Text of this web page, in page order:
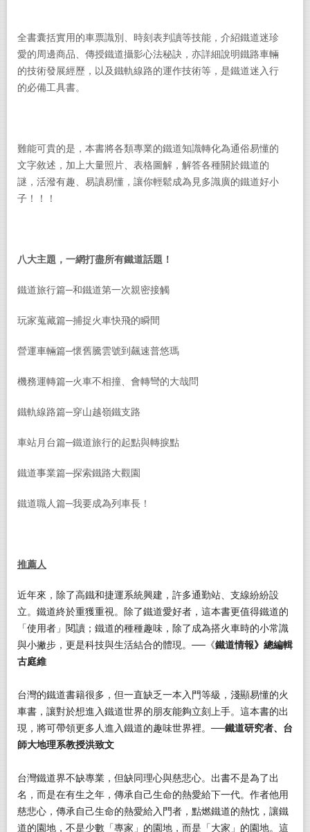
全書囊括實用的車票識別、時刻表判讀等技能，介紹鐵道迷珍
愛的周邊商品、傳授鐵道攝影心法秘訣，亦詳細說明鐵路車輛
的技術發展經歷，以及鐵軌線路的運作技術等，是鐵道迷入行
的必備工具書。
難能可貴的是，本書將各類專業的鐵道知識轉化為通俗易懂的
文字敘述，加上大量照片、表格圖解，解答各種關於鐵道的
謎，活潑有趣、易讀易懂，讓你輕鬆成為見多識廣的鐵道好小
子！！！
八大主題，一網打盡所有鐵道話題！
鐵道旅行篇─和鐵道第一次親密接觸
玩家蒐藏篇─捕捉火車快飛的瞬間
營運車輛篇─懷舊騰雲號到飆速普悠瑪
機務運轉篇─火車不相撞、會轉彎的大哉問
鐵軌線路篇─穿山越嶺鐵支路
車站月台篇─鐵道旅行的起點與轉捩點
鐵道事業篇─探索鐵路大觀園
鐵道職人篇─我要成為列車長！
推薦人
近年來，除了高鐵和捷運系統興建，許多通勤站、支線紛紛設
立。鐵道終於重獲重視。除了鐵道愛好者，這本書更值得鐵道的
「使用者」閱讀；鐵道的種種趣味，除了成為搭火車時的小常識
與小撇步，更是科技與生活結合的體現。──《鐵道情報》總編輯
古庭維
台灣的鐵道書籍很多，但一直缺乏一本入門等級，淺顯易懂的火
車書，讓對於想進入鐵道世界的朋友能夠立刻上手。這本書的出
現，將可帶領更多人進入鐵道的趣味世界裡。──鐵道研究者、台
師大地理系教授洪致文
台灣鐵道界不缺專業，但缺同理心與慈悲心。出書不是為了出
名，而是在有生之年，傳承自己生命的熱愛給下一代。作者他用
慈悲心，傳承自己生命的熱愛給入門者，點燃鐵道的熱忱，讓鐵
道的園地，不是少數「專家」的園地，而是「大家」的園地。這